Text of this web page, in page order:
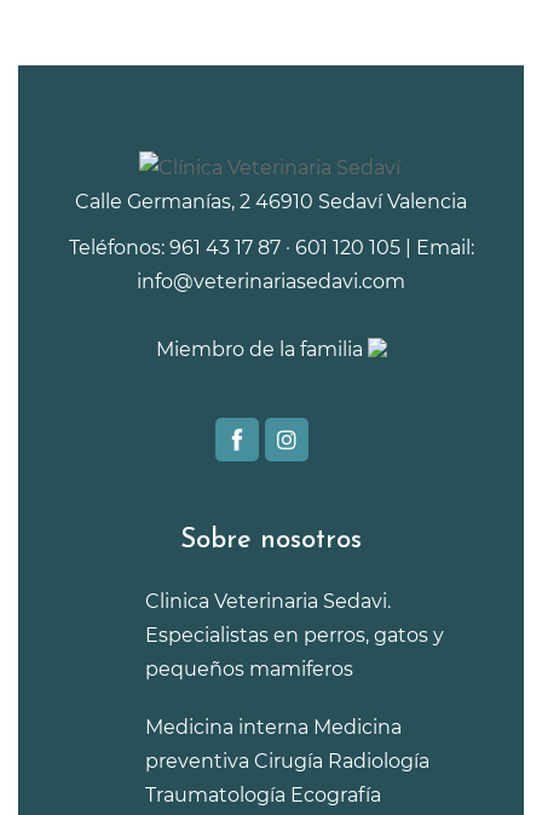
Calle Germanías, 2 46910 Sedaví Valencia
Teléfonos: 961 43 17 87 · 601 120 105 | Email:
info@veterinariasedavi.com
Miembro de la familia
Sobre nosotros
Clinica Veterinaria Sedavi.
Especialistas en perros, gatos y
pequeños mamiferos
Medicina interna Medicina
preventiva Cirugía Radiología
Traumatología Ecografía